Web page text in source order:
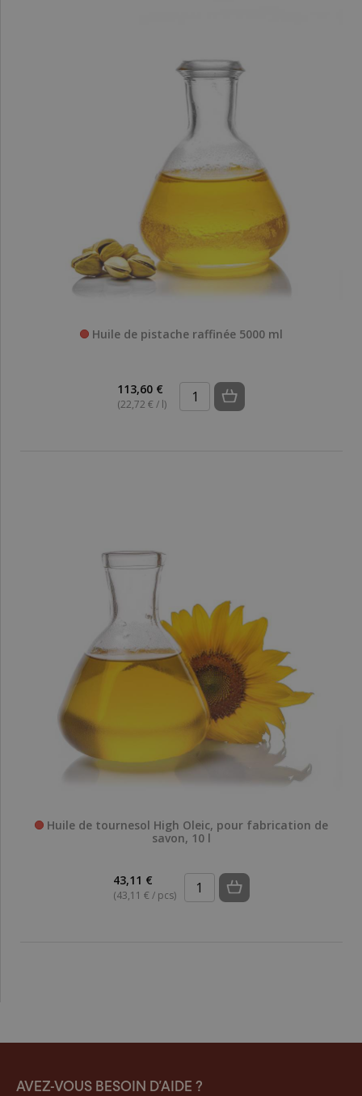
Huile de pistache raffinée 5000 ml
113,60 €
(22,72 € / l)
Huile de tournesol High Oleic, pour fabrication de
savon, 10 l
43,11 €
(43,11 € / pcs)
AVEZ-VOUS BESOIN D’AIDE ?